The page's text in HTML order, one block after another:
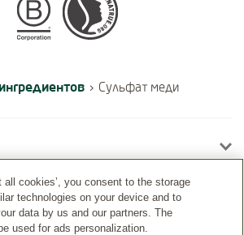
› Сульфат меди
all cookies’, you consent to the storage
technologies on your device and to
data by us and our partners. The
used for ads personalization.